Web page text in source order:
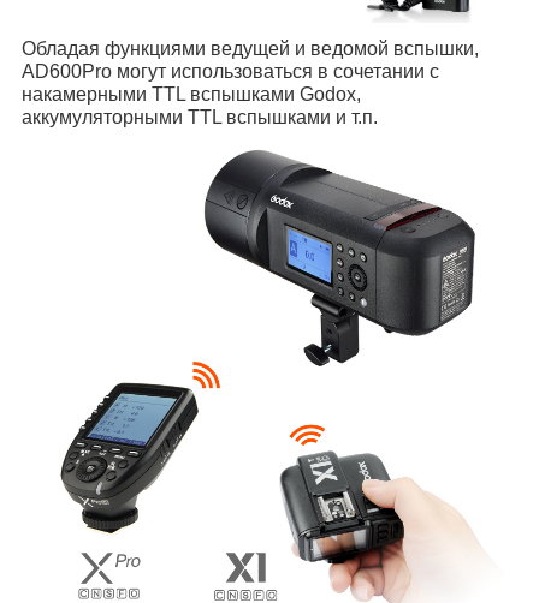
Обладая функциями ведущей и ведомой вспышки,
AD600Pro могут использоваться в сочетании с
накамерными TTL вспышками Godox,
аккумуляторными TTL вспышками и т.п.